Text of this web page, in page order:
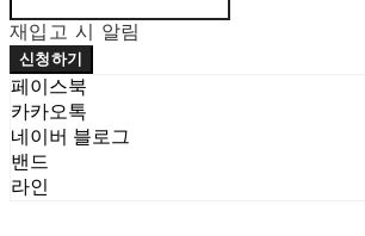
재입고 시 알림
신청하기
페이스북
카카오톡
네이버 블로그
밴드
라인